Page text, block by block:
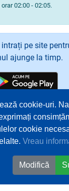
cookie-uri.
cookie
Vreau
Modifică
02:00 - 02:05.
pe site
ajunge la timp.